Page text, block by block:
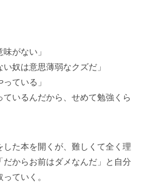
がない」
奴は意思薄弱なクズだ」
ている」
ているんだから、せめて勉強くら
た本を開くが、難しくて全く理
からお前はダメなんだ」と自分
ていく。